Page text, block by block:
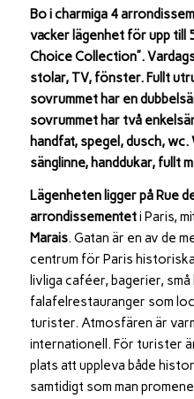
Bo i charmiga 4
vacker lägenhet för upp till
Choice Collection”.
stolar, TV, fönster. Fullt
sovrummet har en
sovrummet har två
handfat, spegel, dusch,
sänglinne, handdukar, fullt
Lägenheten ligger på Rue
arrondissementeti Paris,
Marais. Gatan är en av de
centrum för Paris
livliga caféer, bagerier,
falafelrestauranger som
turister. Atmosfären är
internationell. För turister
plats att uppleva både
samtidigt som man